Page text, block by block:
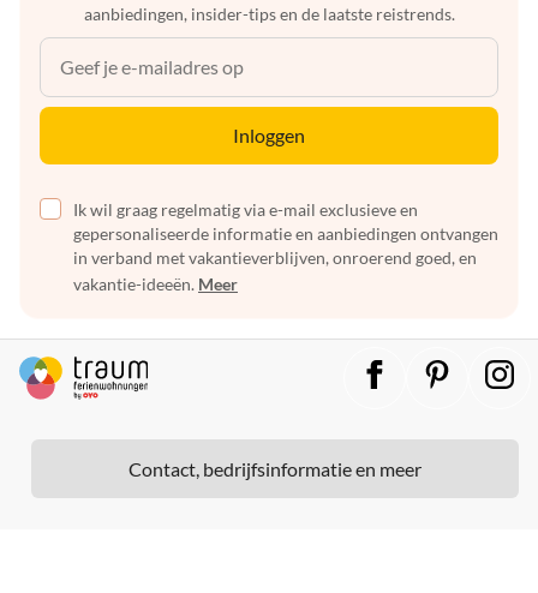
aanbiedingen, insider-tips en de laatste reistrends.
Inloggen
Ik wil graag regelmatig via e-mail exclusieve en
gepersonaliseerde informatie en aanbiedingen ontvangen
in verband met vakantieverblijven, onroerend goed, en
vakantie-ideeën. Meer
Contact, bedrijfsinformatie en meer